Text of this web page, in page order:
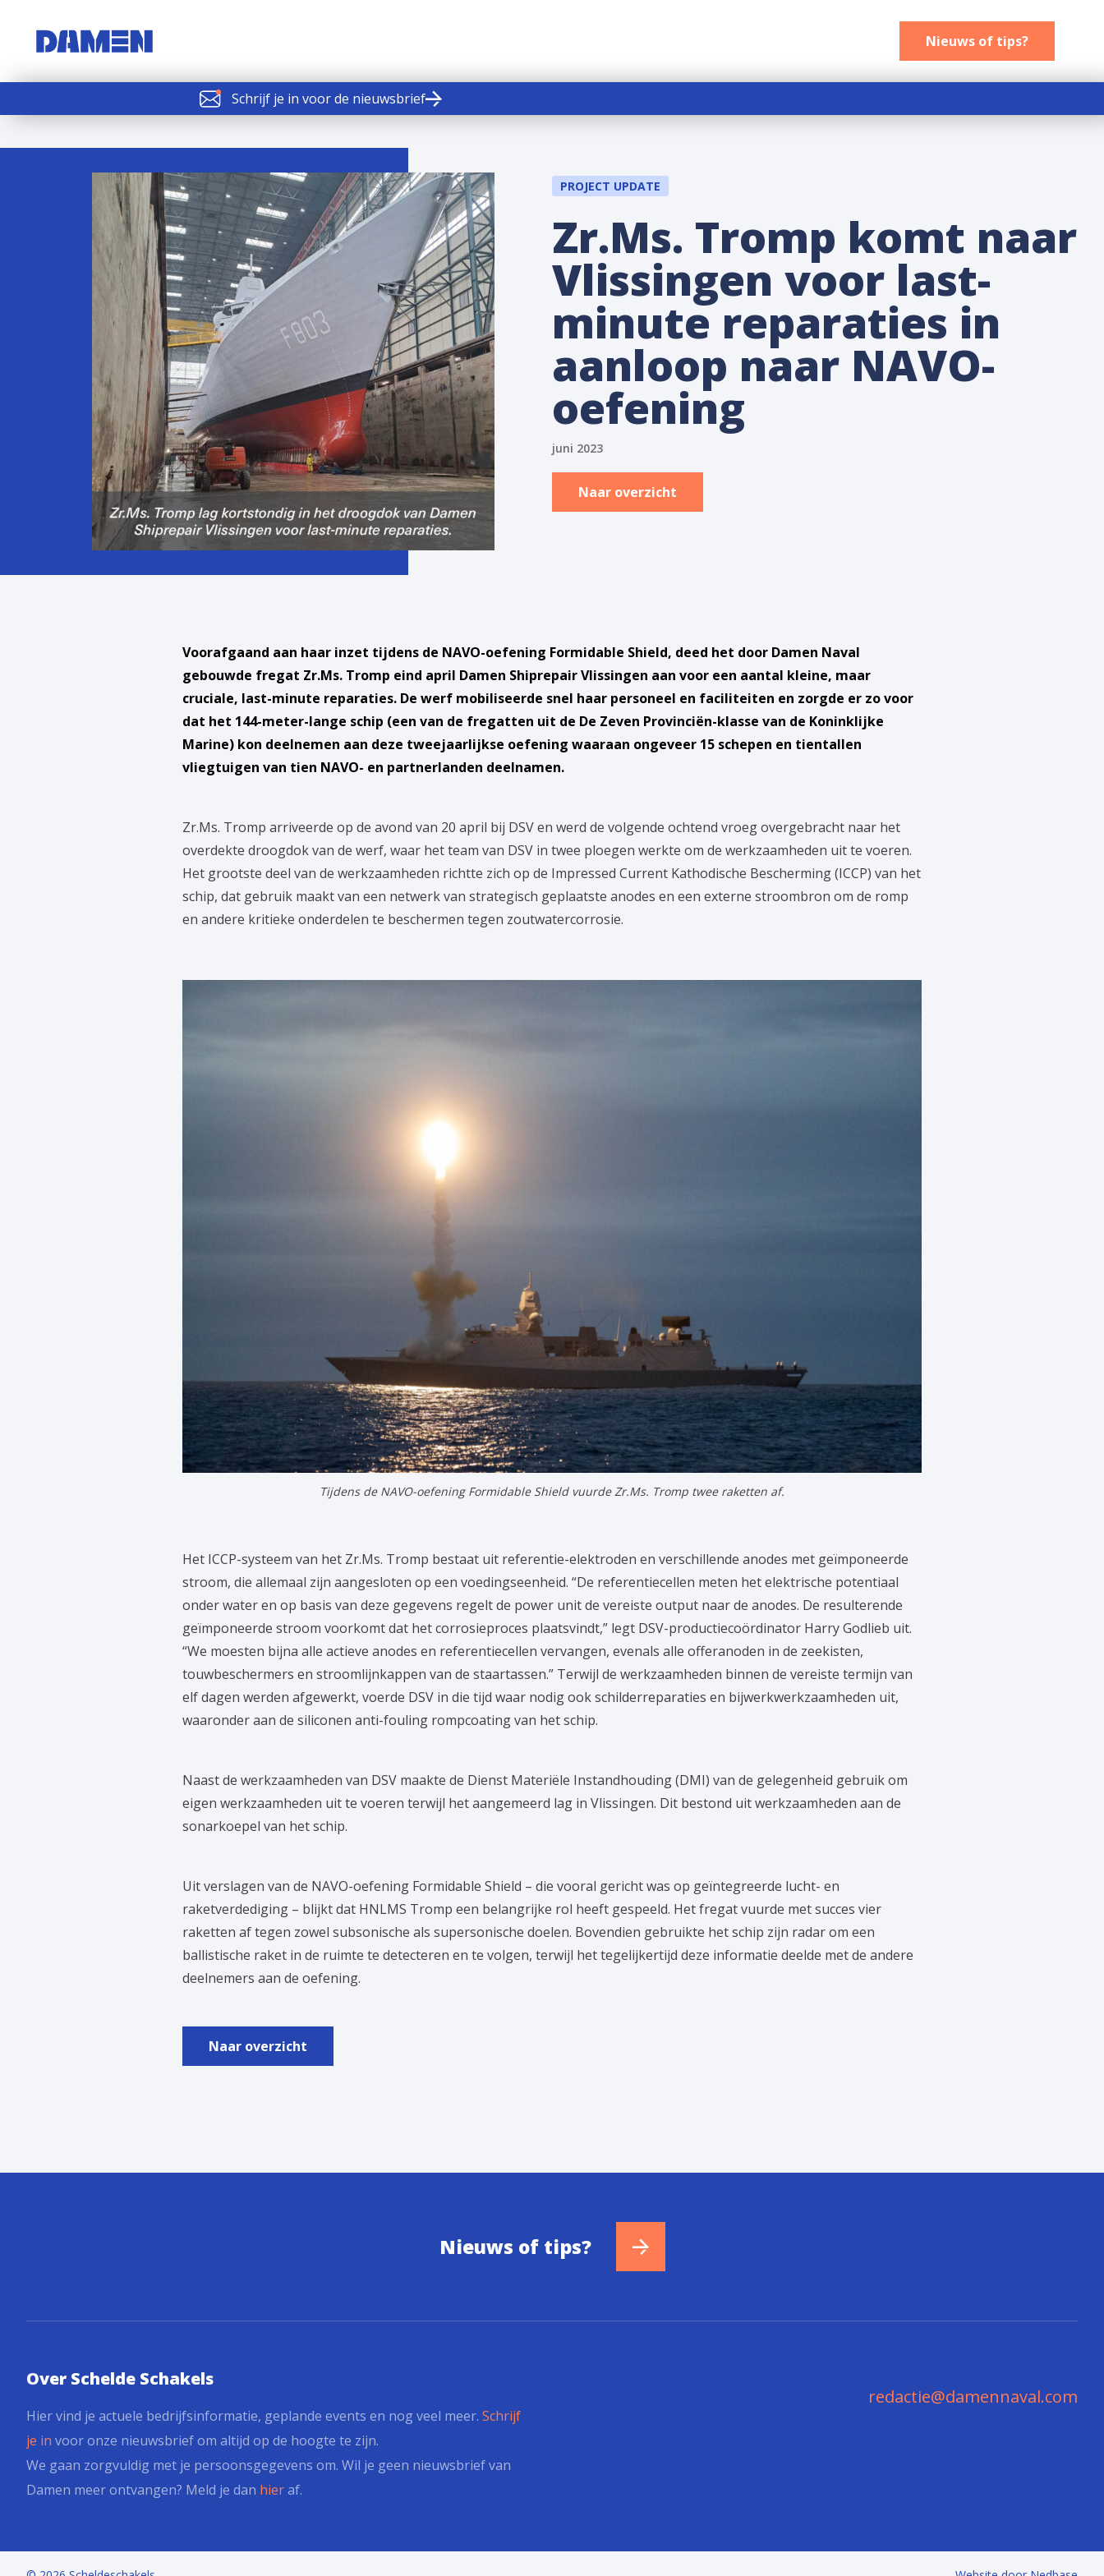
Nieuws of tips?
Schrijf je in voor de nieuwsbrief
Nieuws of tips
PROJECT UPDATE
Zr.Ms. Tromp komt naar
Vlissingen voor last-
minute reparaties in
aanloop naar NAVO-
oefening
juni 2023
Naar overzicht
Voorafgaand aan haar inzet tijdens de NAVO-oefening Formidable Shield, deed het door Damen Naval
gebouwde fregat Zr.Ms. Tromp eind april Damen Shiprepair Vlissingen aan voor een aantal kleine, maar
cruciale, last-minute reparaties. De werf mobiliseerde snel haar personeel en faciliteiten en zorgde er zo voor
dat het 144-meter-lange schip (een van de fregatten uit de De Zeven Provinciën-klasse van de Koninklijke
Marine) kon deelnemen aan deze tweejaarlijkse oefening waaraan ongeveer 15 schepen en tientallen
vliegtuigen van tien NAVO- en partnerlanden deelnamen.
Zr.Ms. Tromp arriveerde op de avond van 20 april bij DSV en werd de volgende ochtend vroeg overgebracht naar het
overdekte droogdok van de werf, waar het team van DSV in twee ploegen werkte om de werkzaamheden uit te voeren.
Het grootste deel van de werkzaamheden richtte zich op de Impressed Current Kathodische Bescherming (ICCP) van het
schip, dat gebruik maakt van een netwerk van strategisch geplaatste anodes en een externe stroombron om de romp
en andere kritieke onderdelen te beschermen tegen zoutwatercorrosie.
Tijdens de NAVO-oefening Formidable Shield vuurde Zr.Ms. Tromp twee raketten af.
Het ICCP-systeem van het Zr.Ms. Tromp bestaat uit referentie-elektroden en verschillende anodes met geïmponeerde
stroom, die allemaal zijn aangesloten op een voedingseenheid. “De referentiecellen meten het elektrische potentiaal
onder water en op basis van deze gegevens regelt de power unit de vereiste output naar de anodes. De resulterende
geïmponeerde stroom voorkomt dat het corrosieproces plaatsvindt,” legt DSV-productiecoördinator Harry Godlieb uit.
“We moesten bijna alle actieve anodes en referentiecellen vervangen, evenals alle offeranoden in de zeekisten,
touwbeschermers en stroomlijnkappen van de staartassen.” Terwijl de werkzaamheden binnen de vereiste termijn van
elf dagen werden afgewerkt, voerde DSV in die tijd waar nodig ook schilderreparaties en bijwerkwerkzaamheden uit,
waaronder aan de siliconen anti-fouling rompcoating van het schip.
Naast de werkzaamheden van DSV maakte de Dienst Materiële Instandhouding (DMI) van de gelegenheid gebruik om
eigen werkzaamheden uit te voeren terwijl het aangemeerd lag in Vlissingen. Dit bestond uit werkzaamheden aan de
sonarkoepel van het schip.
Uit verslagen van de NAVO-oefening Formidable Shield – die vooral gericht was op geïntegreerde lucht- en
raketverdediging – blijkt dat HNLMS Tromp een belangrijke rol heeft gespeeld. Het fregat vuurde met succes vier
raketten af tegen zowel subsonische als supersonische doelen. Bovendien gebruikte het schip zijn radar om een
ballistische raket in de ruimte te detecteren en te volgen, terwijl het tegelijkertijd deze informatie deelde met de andere
deelnemers aan de oefening.
Naar overzicht
Nieuws of tips?
Over Schelde Schakels
Hier vind je actuele bedrijfsinformatie, geplande events en nog veel meer. Schrijf
je in voor onze nieuwsbrief om altijd op de hoogte te zijn.
We gaan zorgvuldig met je persoonsgegevens om. Wil je geen nieuwsbrief van
Damen meer ontvangen? Meld je dan hieraf.
redactie@damennaval.com